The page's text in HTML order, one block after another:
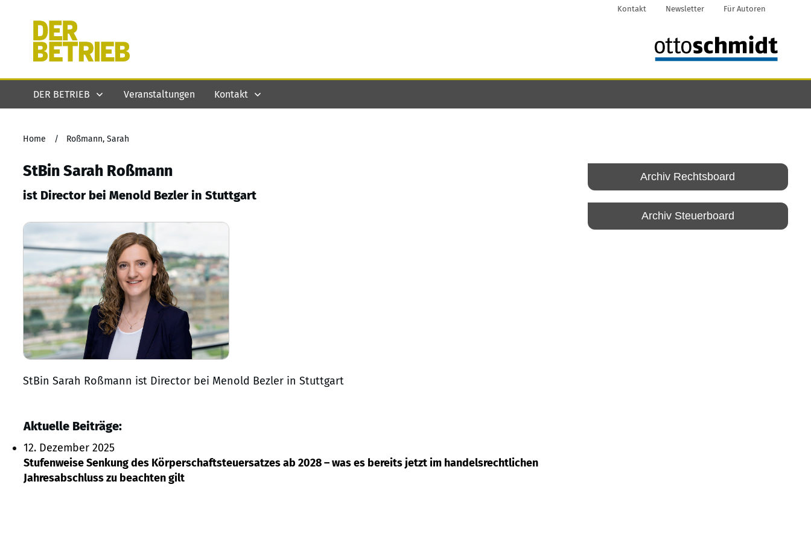
Kontakt Newsletter Für Autoren
DER BETRIEB Veranstaltungen Kontakt
Home / Roßmann, Sarah
StBin Sarah Roßmann
ist Director bei Menold Bezler in Stuttgart
StBin Sarah Roßmann ist Director bei Menold Bezler in Stuttgart
Aktuelle Beiträge:
12. Dezember 2025
Stufenweise Senkung des Körperschaftsteuersatzes ab 2028 – was es bereits jetzt im handelsrechtlichen
Jahresabschluss zu beachten gilt
Archiv Rechtsboard
Archiv Steuerboard